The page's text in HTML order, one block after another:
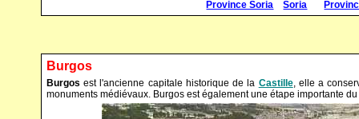
Province Soria
Soria
Burgos
Burgos est l'ancienne capitale historique de la Castille, elle a
monuments médiévaux. Burgos est également une étape importante